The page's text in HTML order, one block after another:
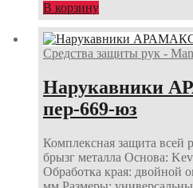
В корзину
Средства защиты рук -
Нарукавники
пер-669-юз
Комплексная защита всей
брызг металла Основа:
Обработка края: двойной